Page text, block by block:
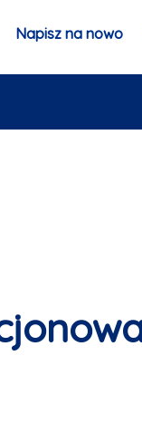
Napisz na nowo